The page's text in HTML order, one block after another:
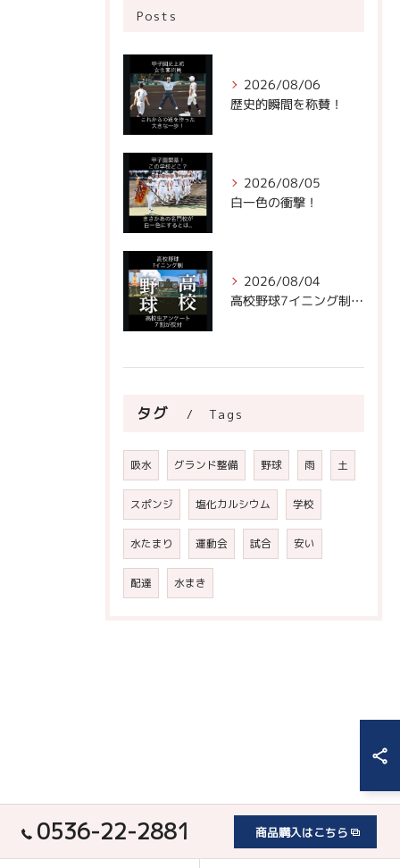
Posts
2026/08/06
歴史的瞬間を称賛！
2026/08/05
白一色の衝撃！
2026/08/04
高校野球7イニング制への声。
タグ Tags
吸水 グランド整備 野球 雨 土
スポンジ 塩化カルシウム 学校
水たまり 運動会 試合 安い
配達 水まき
0536-22-2881 商品購入はこちら